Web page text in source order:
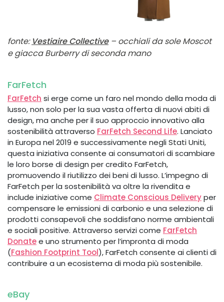
fonte: Vestiaire Collective– occhiali da sole Moscot
e giacca Burberry di seconda mano
FarFetch
FarFetch si erge come un faro nel mondo della moda di
lusso, non solo per la sua vasta offerta di nuovi abiti di
design, ma anche per il suo approccio innovativo alla
sostenibilità attraverso FarFetch Second Life. Lanciato
in Europa nel 2019 e successivamente negli Stati Uniti,
questa iniziativa consente ai consumatori di scambiare
le loro borse di design per credito FarFetch,
promuovendo il riutilizzo dei beni di lusso. L’impegno di
FarFetch per la sostenibilità va oltre la rivendita e
include iniziative come Climate Conscious Deliveryper
compensare le emissioni di carbonio e una selezione di
prodotti consapevoli che soddisfano norme ambientali
e sociali positive. Attraverso servizi come FarFetch
Donatee uno strumento per l’impronta di moda
(Fashion Footprint Tool), FarFetch consente ai clienti di
contribuire a un ecosistema di moda più sostenibile.
eBay